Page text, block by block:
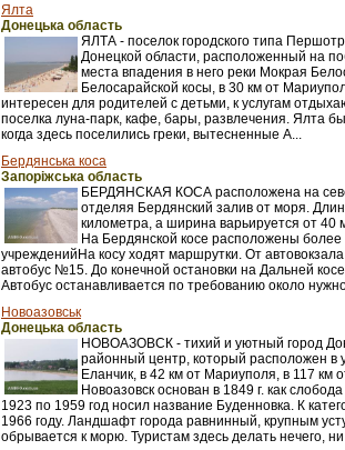
Ялта
Донецька область
ЯЛТА - поселок городского типа
Донецкой области, расположенный на
места впадения в него реки Мокрая
Белосарайской косы, в 30 км от
интересен для родителей с детьми, к услугам
поселка луна-парк, кафе, бары, развлечения. Ялта
когда здесь поселились греки, вытесненные А...
Бердянська коса
Запоріжська область
БЕРДЯНСКАЯ КОСА расположена на
отделяя Бердянский залив от моря.
километра, а ширина варьируется от 40
На Бердянской косе расположены
учрежденийНа косу ходят маршрутки. От
автобус №15. До конечной остановки на Дальней
Автобус останавливается по требованию около
Новоазовськ
Донецька область
НОВОАЗОВСК - тихий и уютный город
районный центр, который расположен в
Еланчик, в 42 км от Мариуполя, в 117 км
Новоазовск основан в 1849 г. как
1923 по 1959 год носил название Буденновка. К
1966 году. Ландшафт города равнинный, крупным
обрывается к морю. Туристам здесь делать нечего,